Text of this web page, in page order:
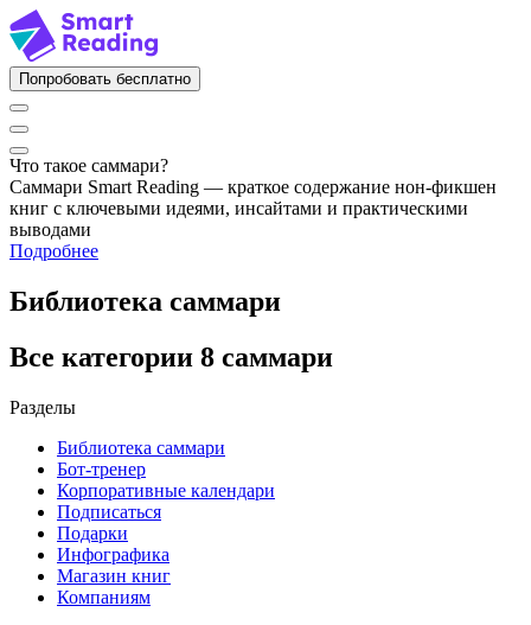
Попробовать бесплатно
Что такое саммари?
Саммари Smart Reading — краткое содержание нон-фикшен
книг с ключевыми идеями, инсайтами и практическими
выводами
Подробнее
Библиотека саммари
Все категории 8 саммари
Разделы
Библиотека саммари
Бот-тренер
Корпоративные календари
Подписаться
Подарки
Инфографика
Магазин книг
Компаниям